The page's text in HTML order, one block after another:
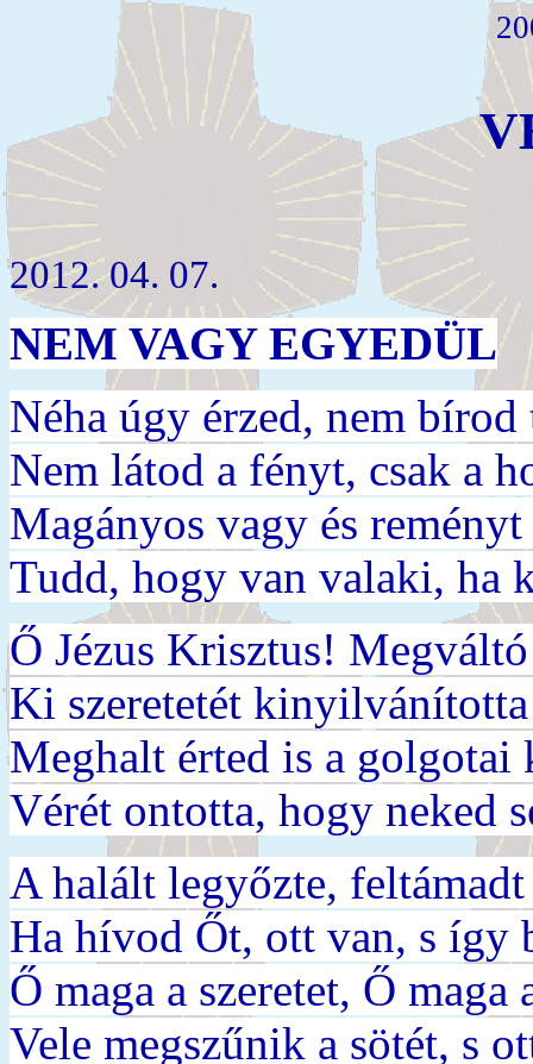
2012. 04. 07.
NEM VAGY EGYEDÜL
Néha úgy érzed, nem bírod
Nem látod a fényt, csak a
Magányos vagy és
Tudd, hogy van valaki, ha
Ő Jézus Krisztus!
Ki szeretetét
Meghalt érted is a golgotai
Vérét ontotta, hogy neked
A halált legyőzte,
Ha hívod Őt, ott van, s így
Ő maga a szeretet, Ő maga
Vele megszűnik a sötét, s